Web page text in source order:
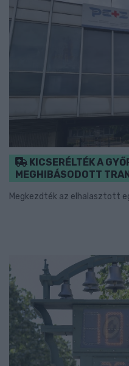
KICSERÉLTÉK A
MEGHIBÁSODOTT
Megkezdték az elhalasztott